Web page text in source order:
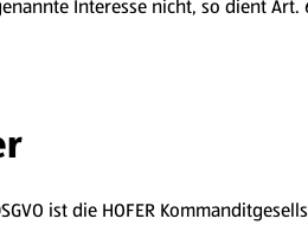
Interesse nicht, so dient Art.
ist die HOFER